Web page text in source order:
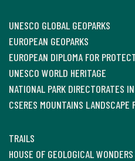
UNESCO GLOBAL GEOPARKS
EUROPEAN GEOPARKS
EUROPEAN DIPLOMA FOR
UNESCO WORLD HERITAGE
NATIONAL PARK DIRECTORATES
CSERES MOUNTAINS LANDSCAPE
TRAILS
HOUSE OF GEOLOGICAL WONDERS